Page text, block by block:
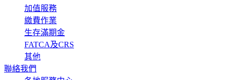
加值服務
繳費作業
生存滿期金
FATCA及CRS
其他
聯絡我們